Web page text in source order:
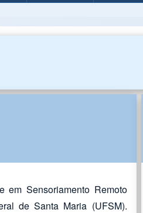
em Sensoriamento Remoto
de Santa Maria (UFSM).